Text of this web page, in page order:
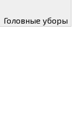
Головные уборы